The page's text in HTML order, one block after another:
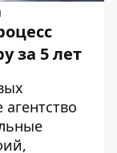
за 5 лет